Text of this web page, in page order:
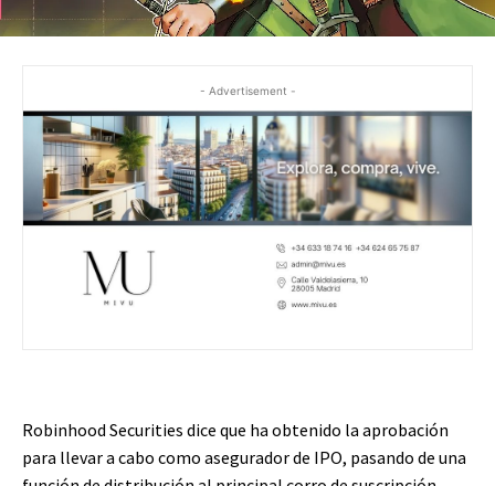
- Advertisement -
Robinhood Securities dice que ha obtenido la aprobación
para llevar a cabo como asegurador de IPO, pasando de una